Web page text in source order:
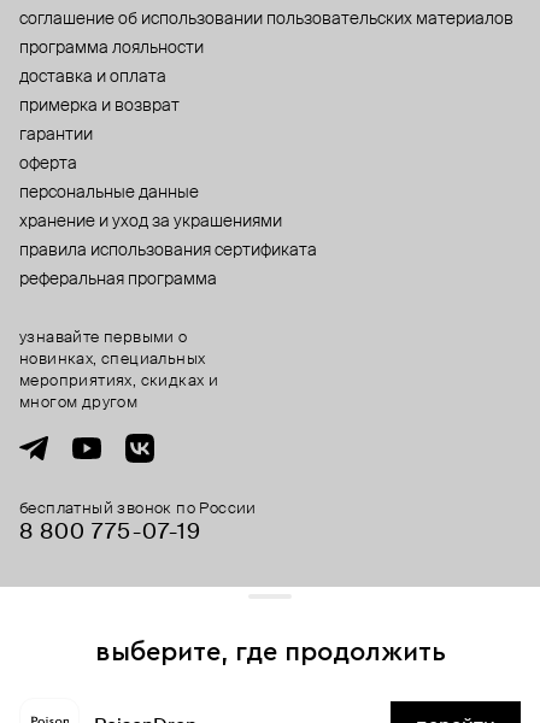
cоглашение об использовании пользовательских материалов
программа лояльности
доставка и оплата
примерка и возврат
гарантии
оферта
персональные данные
хранение и уход за украшениями
правила использования сертификата
реферальная программа
бесплатный звонок по России
8 800 775⁠-07⁠-19
узнавайте первыми о
новинках, специальных
мероприятиях, скидках и
многом другом
выберите, где продолжить
и сервисы аналитики. Продолжая его использование,